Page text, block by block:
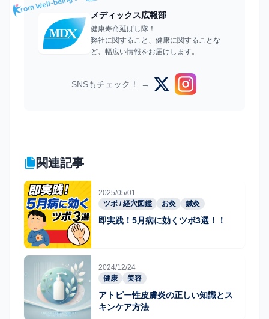
メディックス広報部
健康寿命延ばし隊！
弊社に関すること、健康に関することな
ど、幅広い情報をお届けします。
SNSもチェック！ →
関連記事
2025/05/01
ツボ / 経穴図鑑
お灸 鍼灸
即実践！5月病に効くツボ3選！！
2024/12/24
健康
美容
アトピー性皮膚炎の正しい知識とス
キンケア方法